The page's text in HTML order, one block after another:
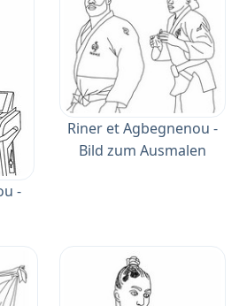
-
Riner et Agbegnenou -
Bild zum Ausmalen